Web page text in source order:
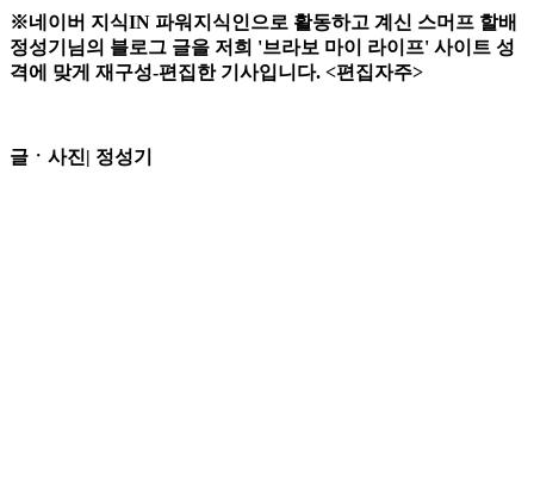
※네이버 지식IN 파워지식인으로 활동하고 계신 스머프 할배
정성기님의 블로그 글을 저희 '브라보 마이 라이프' 사이트 성
격에 맞게 재구성-편집한 기사입니다. <편집자주>
글ㆍ사진| 정성기